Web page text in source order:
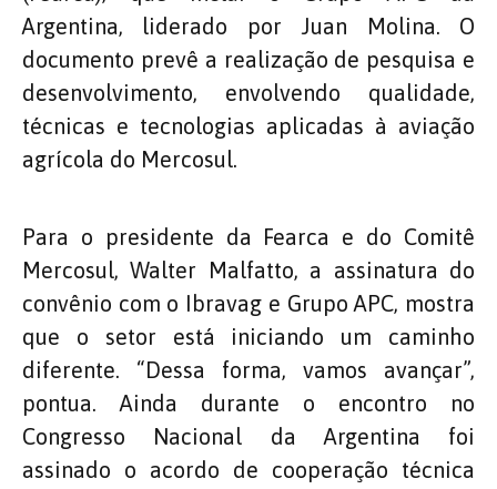
Argentina, liderado por Juan Molina. O
documento prevê a realização de pesquisa e
desenvolvimento, envolvendo qualidade,
técnicas e tecnologias aplicadas à aviação
agrícola do Mercosul.
Para o presidente da Fearca e do Comitê
Mercosul, Walter Malfatto, a assinatura do
convênio com o Ibravag e Grupo APC, mostra
que o setor está iniciando um caminho
diferente. “Dessa forma, vamos avançar”,
pontua. Ainda durante o encontro no
Congresso Nacional da Argentina foi
assinado o acordo de cooperação técnica